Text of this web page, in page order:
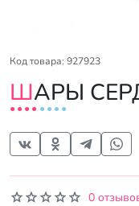
Код товара: 927923
ШАРЫ
0